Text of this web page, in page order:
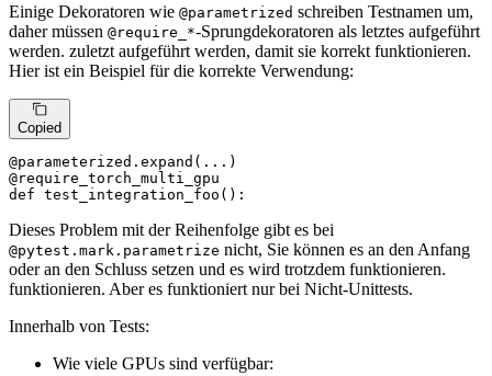
Einige Dekoratoren wie @parametrized schreiben Testnamen um,
daher müssen @require_*-Sprungdekoratoren als letztes aufgeführt
werden. zuletzt aufgeführt werden, damit sie korrekt funktionieren.
Hier ist ein Beispiel für die korrekte Verwendung:
Copied
@parameterized.expand( ... )
@require_torch_multi_gpu
def test_integration_foo ():
Dieses Problem mit der Reihenfolge gibt es bei
@pytest.mark.parametrize nicht, Sie können es an den Anfang
oder an den Schluss setzen und es wird trotzdem funktionieren.
funktionieren. Aber es funktioniert nur bei Nicht-Unittests.
Innerhalb von Tests:
Wie viele GPUs sind verfügbar: